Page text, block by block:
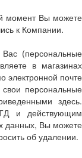
момент Вы можете
к Компании.
(персональные
в магазинах
электронной почте
персональные
здесь.
и действующим
данных, Вы можете
об удалении.